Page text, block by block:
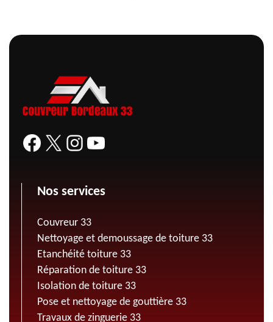
Nos services
Couvreur 33
Nettoyage et demoussage de toiture 33
Etanchéité toiture 33
Réparation de toiture 33
Isolation de toiture 33
Pose et nettoyage de gouttière 33
Travaux de zinguerie 33